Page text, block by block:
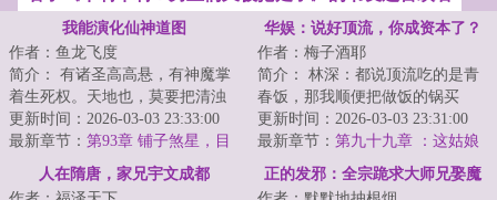
我能演化仙神道图
作者：鱼龙飞度
简介： 有诸圣高高悬，有神魔掌
着生死权。天地也，莫要把清浊
分辨，咱也趁乱成个仙！
<...
更新时间：2026-03-03 23:33:00
最新章节： 第93章 铺子煞星，目
标通宝月中拍卖会
华娱：说好顶流，你成资本了？
作者：梅子酒耶
简介： 林深：都说顶流吃的是青
春饭，那我顺便把做饭的锅买
了，不过分吧？
...
更新时间：2026-03-03 23:31:00
最新章节： 第九十九章 ：这姑娘
老板估计把她忘了
人在隋唐，家兄宇文成都
正的发邪：全宗跪求大师兄娶魔